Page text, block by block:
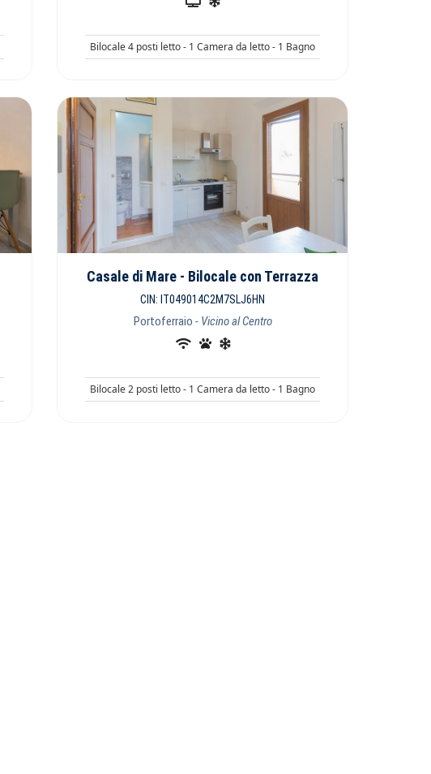
Bilocale 4 posti letto - 1 Camera da letto - 1 Bagno
Casale di Mare - Bilocale con Terrazza
CIN: IT049014C2M7SLJ6HN
Portoferraio - Vicino al Centro
Bilocale 2 posti letto - 1 Camera da letto - 1 Bagno